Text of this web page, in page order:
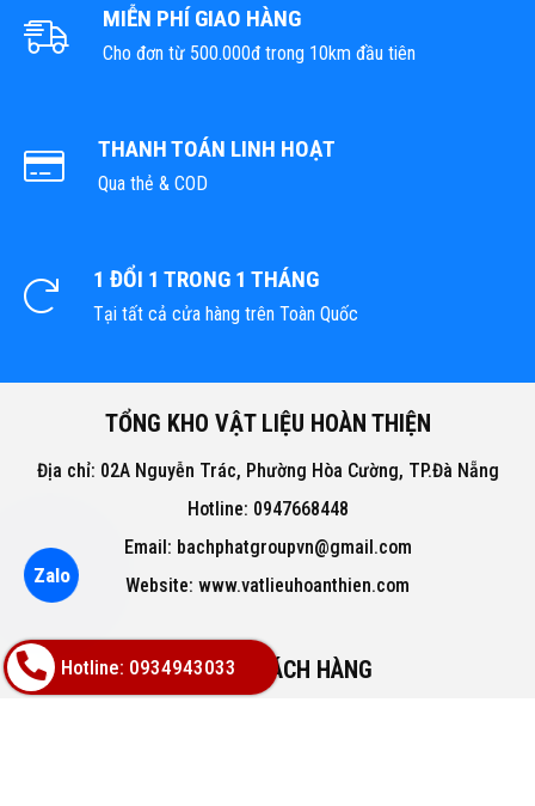
MIỄN PHÍ GIAO HÀNG
Cho đơn từ 500.000đ trong 10km đầu tiên
THANH TOÁN LINH HOẠT
Qua thẻ & COD
1 ĐỔI 1 TRONG 1 THÁNG
Tại tất cả cửa hàng trên Toàn Quốc
TỔNG KHO VẬT LIỆU HOÀN THIỆN
Địa chỉ: 02A Nguyễn Trác, Phường Hòa Cường, TP.Đà Nẵng
Hotline: 0947668448
Email: bachphatgroupvn@gmail.com
Website: www.vatlieuhoanthien.com
HỖ TRỢ KHÁCH HÀNG
Hotline: 0934943033
Zalo